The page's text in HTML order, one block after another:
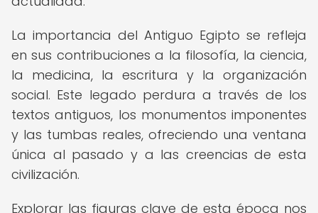
La importancia del Antiguo Egipto se refleja
en sus contribuciones a la filosofía, la ciencia,
la medicina, la escritura y la organización
social. Este legado perdura a través de los
textos antiguos, los monumentos imponentes
y las tumbas reales, ofreciendo una ventana
única al pasado y a las creencias de esta
civilización.
Explorar las figuras clave de esta época nos